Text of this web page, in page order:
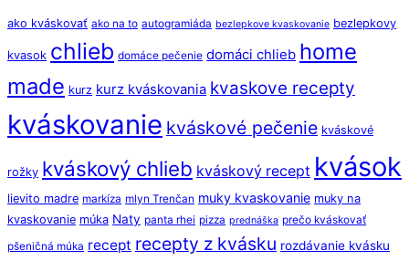
ako kváskovať ako na to autogramiáda bezlepkove kvaskovanie bezlepkovy
kvasok chlieb domáce pečenie domáci chlieb home
made kurz kurz kváskovania kvaskove recepty
kváskovanie kváskové pečenie kváskové
rožky kváskový chlieb kváskový recept kvások
lievito madre markíza mlyn Trenčan muky kvaskovanie muky na
kvaskovanie múka Naty panta rhei pizza prednáška prečo kváskovať
pšeničná múka recept recepty z kvásku rozdávanie kvásku